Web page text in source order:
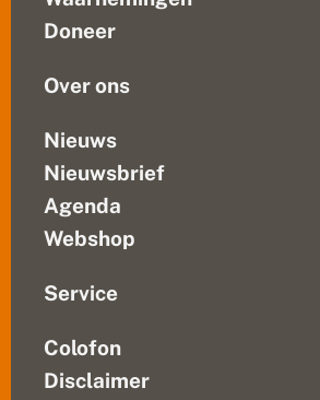
Natuur
Doneer
Over ons
Nieuws
Nieuwsbrief
Agenda
Webshop
Service
Colofon
Disclaimer